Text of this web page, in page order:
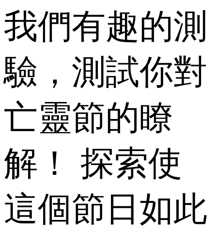
我們有趣的測
驗，測試你對
亡靈節的瞭
解！ 探索使
這個節日如此